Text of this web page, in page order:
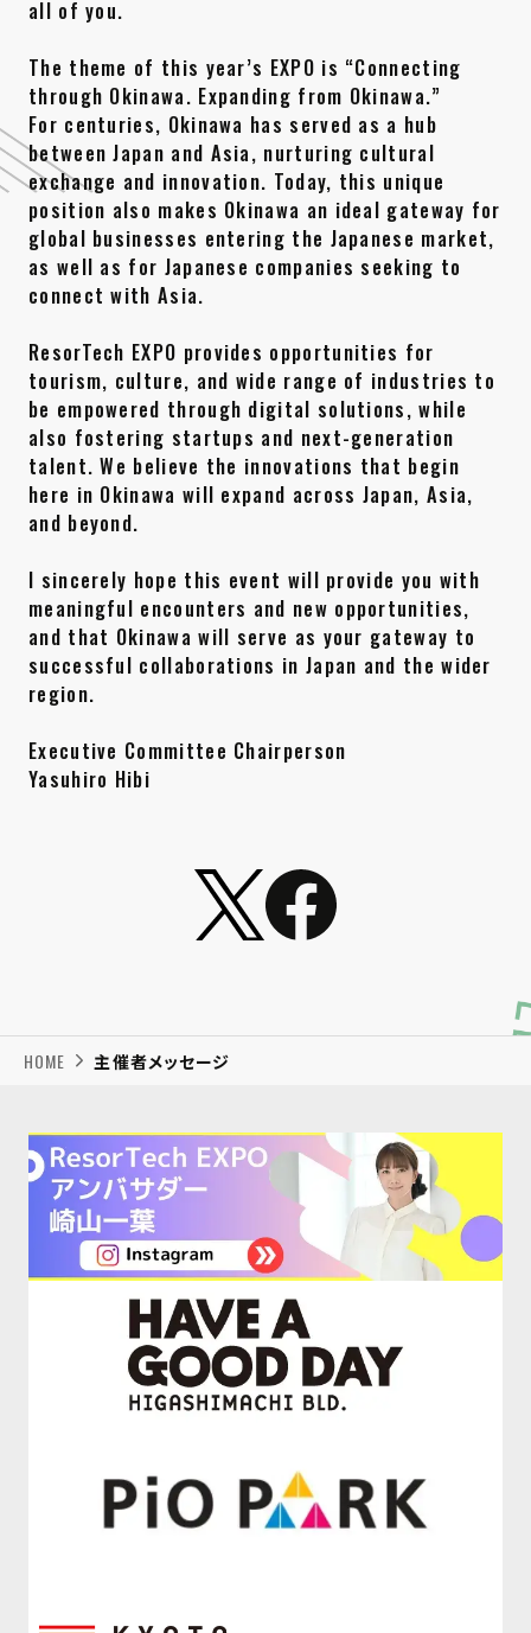
all of you.
The theme of this year’s EXPO is “Connecting
through Okinawa. Expanding from Okinawa.”
For centuries, Okinawa has served as a hub
between Japan and Asia, nurturing cultural
exchange and innovation. Today, this unique
position also makes Okinawa an ideal gateway for
global businesses entering the Japanese market,
as well as for Japanese companies seeking to
connect with Asia.
ResorTech EXPO provides opportunities for
tourism, culture, and wide range of industries to
be empowered through digital solutions, while
also fostering startups and next-generation
talent. We believe the innovations that begin
here in Okinawa will expand across Japan, Asia,
and beyond.
I sincerely hope this event will provide you with
meaningful encounters and new opportunities,
and that Okinawa will serve as your gateway to
successful collaborations in Japan and the wider
region.
Executive Committee Chairperson
Yasuhiro Hibi
HOME 主催者メッセージ